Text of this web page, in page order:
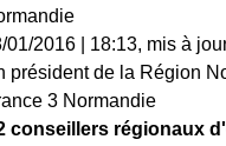
01/2016 | 18:13, mis à
conseillers régionaux